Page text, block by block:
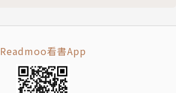
Readmoo看書App